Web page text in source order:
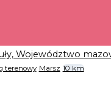
Województwo
terenowy Marsz 10 km